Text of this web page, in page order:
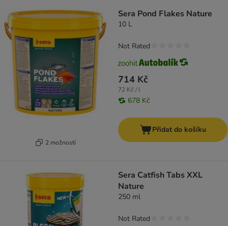
2 možností
Sera Pond Flakes Nature
10 L
714 Kč
72 Kč / l
678 Kč
Not Rated
Přidat do košíku
Sera Catfish Tabs XXL
Nature
250 ml
Not Rated